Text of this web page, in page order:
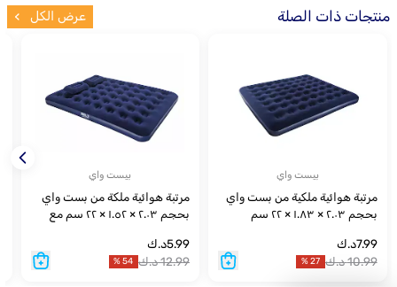
منتجات ذات الصلة عرض الكل
بيست واي
مرتبة هوائية ملكية من بست واي
بحجم ٢.٠٣ × ١.٨٣ × ٢٢ سم
7.99د.ك
10.99د.ك 27
%
بيست واي
مرتبة هوائية ملكة من بست واي
بحجم ٢.٠٣ × ١.٥٢ × ٢٢ سم مع
5.99د.ك
12.99د.ك 54
%